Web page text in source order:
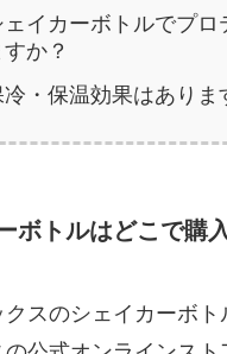
ェイカーボトルでプロ
すか？
冷・保温効果はありま
ボトルはどこで購
クスのシェイカーボト